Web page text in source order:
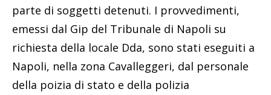
parte di soggetti detenuti. I provvedimenti,
emessi dal Gip del Tribunale di Napoli su
richiesta della locale Dda, sono stati eseguiti a
Napoli, nella zona Cavalleggeri, dal personale
della poizia di stato e della polizia